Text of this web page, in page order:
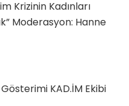
Krizinin Kadınları
Moderasyon: Hanne
KAD.İM Ekibi